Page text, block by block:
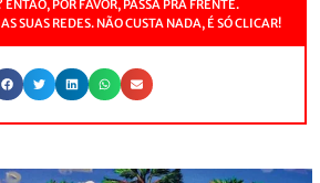
POR FAVOR, PASSA PRA FRENTE.
SUAS REDES. NÃO CUSTA NADA, É SÓ CLICAR!